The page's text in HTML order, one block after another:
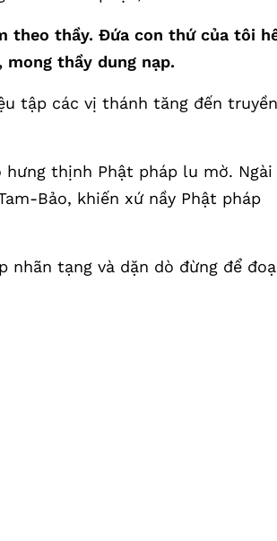
theo thầy. Đứa con thứ của tôi
thầy dung nạp.
tập các vị thánh tăng đến truyền
thịnh Phật pháp lu mờ. Ngài
Bảo, khiến xứ nầy Phật pháp
nhãn tạng và dặn dò đừng để